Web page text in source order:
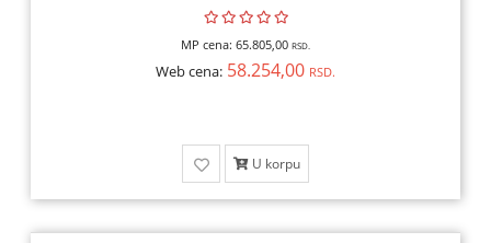
MP cena: 65.805,00 RSD.
Web cena: 58.254,00 RSD.
U korpu